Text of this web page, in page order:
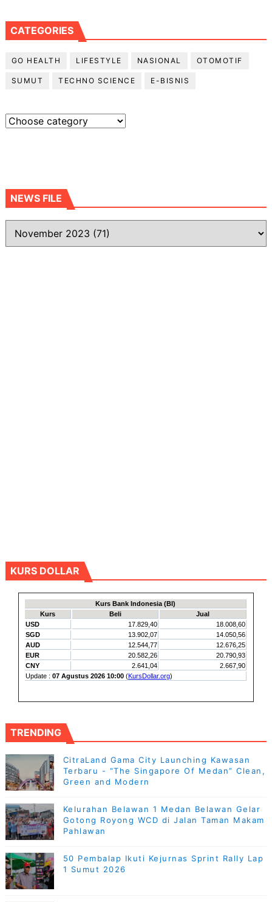
CATEGORIES
GO HEALTH LIFESTYLE NASIONAL OTOMOTIF
SUMUT TECHNO SCIENCE E-BISNIS
NEWS FILE
KURS DOLLAR
TRENDING
CitraLand Gama City Launching Kawasan
Terbaru - “The Singapore Of Medan” Clean,
Green and Modern
Kelurahan Belawan 1 Medan Belawan Gelar
Gotong Royong WCD di Jalan Taman Makam
Pahlawan
50 Pembalap Ikuti Kejurnas Sprint Rally Lap
1 Sumut 2026